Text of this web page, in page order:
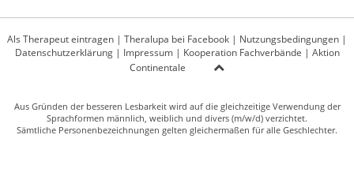
Als Therapeut eintragen | Theralupa bei Facebook | Nutzungsbedingungen |
Datenschutzerklärung| Impressum| Kooperation Fachverbände | Aktion
Continentale
Aus Gründen der besseren Lesbarkeit wird auf die gleichzeitige Verwendung der
Sprachformen männlich, weiblich und divers (m/w/d) verzichtet.
Sämtliche Personenbezeichnungen gelten gleichermaßen für alle Geschlechter.